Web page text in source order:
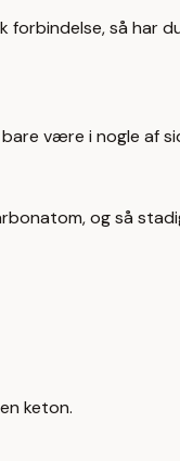
så har
være i nogle af
og så
keton.